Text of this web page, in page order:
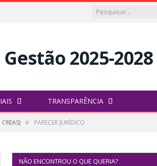
TRANSPARÊNCIA
» PARECER JURÍDICO
NÃO ENCONTROU O QUE QUERIA?